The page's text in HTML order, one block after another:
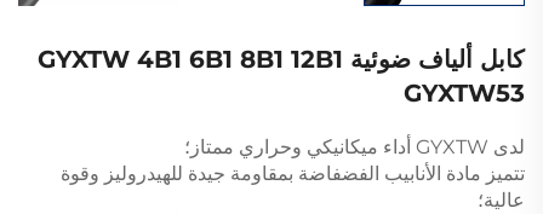
كابل ألياف ضوئية GYXTW 4B1 6B1 8B1 12B1
GYXTW53
لدى GYXTW أداء ميكانيكي وحراري ممتاز؛
تتميز مادة الأنابيب الفضفاضة بمقاومة جيدة للهيدروليز وقوة
عالية؛